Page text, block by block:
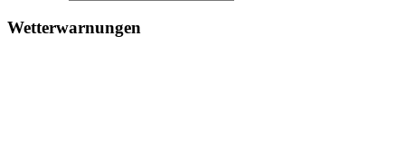
Wetterwarnungen